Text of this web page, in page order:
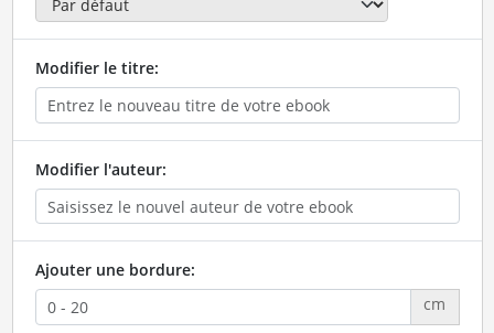
Modifier le titre:
Modifier l'auteur:
Ajouter une bordure:
cm